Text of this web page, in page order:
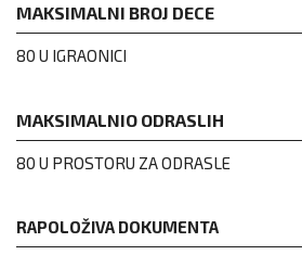
MAKSIMALNI BROJ DECE
80 U IGRAONICI
MAKSIMALNIO ODRASLIH
80 U PROSTORU ZA ODRASLE
RAPOLOŽIVA DOKUMENTA